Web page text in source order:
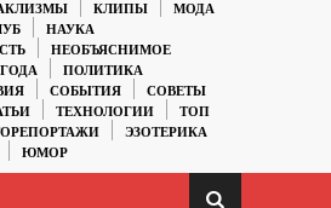
КЛИПЫ
МОДА
НАУКА
НЕОБЪЯСНИМОЕ
ПОЛИТИКА
СОБЫТИЯ
СОВЕТЫ
ТЕХНОЛОГИИ
ТОП
ЭЗОТЕРИКА
ЮМОР